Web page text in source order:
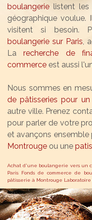
boulangerie listent les
géographique
visitent si besoin.
boulangerie sur Paris,
Larecherche de
commerce est aussi
Nous sommes en
de pâtisseries pour
autre ville. Prenez
pour parler de votre
et avançons
Montrouge ou une
Achat d'une boulangerie vers un
Paris
Fonds de commerce de
pâtisserie à Montrouge